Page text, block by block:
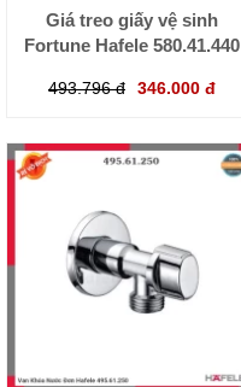
Giá treo giấy vệ sinh
Fortune Hafele 580.41.440
493.796 đ 346.000 đ